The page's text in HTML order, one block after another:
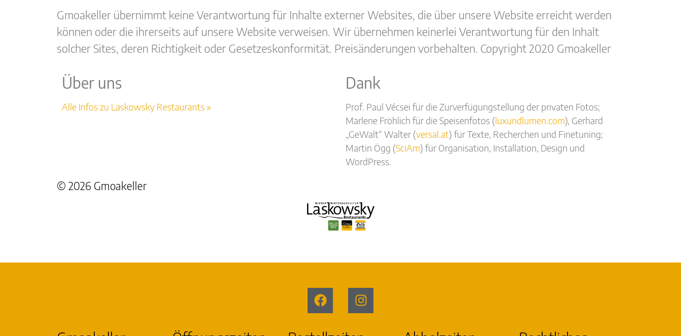
Gmoakeller übernimmt keine Verantwortung für Inhalte externer Websites, die über unsere Website erreicht werden
können oder die ihrerseits auf unsere Website verweisen. Wir übernehmen keinerlei Verantwortung für den Inhalt
solcher Sites, deren Richtigkeit oder Gesetzeskonformität. Preisänderungen vorbehalten. Copyright 2020 Gmoakeller
Über uns
Alle Infos zu Laskowsky Restaurants »
Dank
Prof. Paul Vécsei für die Zurverfügungstellung der privaten Fotos;
Marlene Fröhlich für die Speisenfotos (luxundlumen.com), Gerhard
„GeWalt“ Walter (versal.at) für Texte, Recherchen und Finetuning;
Martin Ögg (SciAm) für Organisation, Installation, Design und
WordPress.
© 2026 Gmoakeller